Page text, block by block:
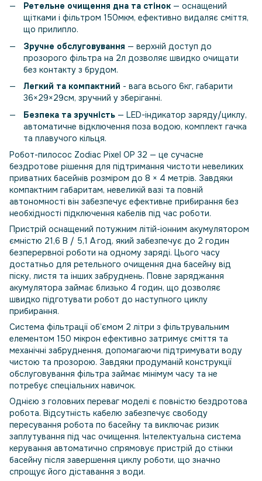
Ретельне очищення дна та стінок — оснащений
щітками і фільтром 150мкм, ефективно видаляє сміття,
що прилипло.
Зручне обслуговування — верхній доступ до
прозорого фільтра на 2л дозволяє швидко очищати
без контакту з брудом.
Легкий та компактний - вага всього 6кг, габарити
36×29×29см, зручний у зберіганні.
Безпека та зручність — LED-індикатор заряду/циклу,
автоматичне відключення поза водою, комплект гачка
та плавучого кільця.
Робот-пилосос Zodiac Pixel OP 32 — це сучасне
бездротове рішення для підтримання чистоти невеликих
приватних басейнів розміром до 8 × 4 метрів. Завдяки
компактним габаритам, невеликій вазі та повній
автономності він забезпечує ефективне прибирання без
необхідності підключення кабелів під час роботи.
Пристрій оснащений потужним літій-іонним акумулятором
ємністю 21,6 В / 5,1 А·год, який забезпечує до 2 годин
безперервної роботи на одному заряді. Цього часу
достатньо для ретельного очищення дна басейну від
піску, листя та інших забруднень. Повне заряджання
акумулятора займає близько 4 годин, що дозволяє
швидко підготувати робот до наступного циклу
прибирання.
Система фільтрації об’ємом 2 літри з фільтрувальним
елементом 150 мікрон ефективно затримує сміття та
механічні забруднення, допомагаючи підтримувати воду
чистою та прозорою. Завдяки продуманій конструкції
обслуговування фільтра займає мінімум часу та не
потребує спеціальних навичок.
Однією з головних переваг моделі є повністю бездротова
робота. Відсутність кабелю забезпечує свободу
пересування робота по басейну та виключає ризик
заплутування під час очищення. Інтелектуальна система
керування автоматично спрямовує пристрій до стінки
басейну після завершення циклу роботи, що значно
спрощує його діставання з води.